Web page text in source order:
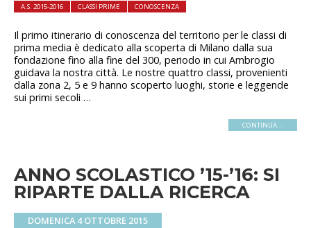
A.S. 2015-2016 CLASSI PRIME CONOSCENZA
Il primo itinerario di conoscenza del territorio per le classi di
prima media è dedicato alla scoperta di Milano dalla sua
fondazione fino alla fine del 300, periodo in cui Ambrogio
guidava la nostra città. Le nostre quattro classi, provenienti
dalla zona 2, 5 e 9 hanno scoperto luoghi, storie e leggende
sui primi secoli …
CONTINUA...
ANNO SCOLASTICO ’15-’16: SI
RIPARTE DALLA RICERCA
DOMENICA 4 OTTOBRE 2015